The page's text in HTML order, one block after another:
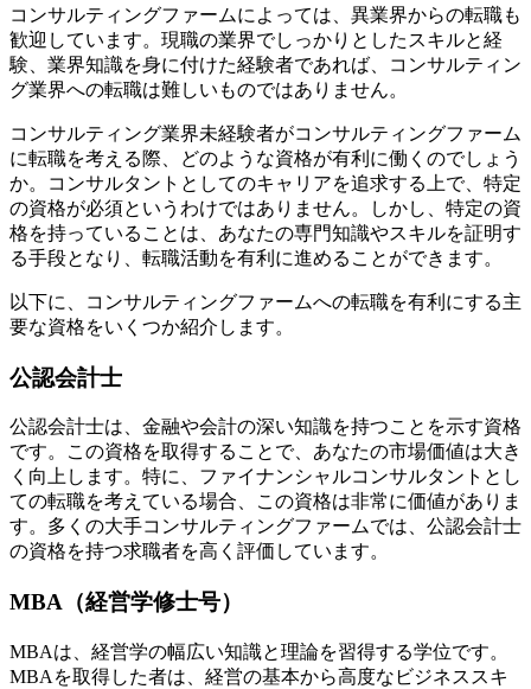
コンサルティングファームによっては、異業界からの転職も
歓迎しています。現職の業界でしっかりとしたスキルと経
験、業界知識を身に付けた経験者であれば、コンサルティン
グ業界への転職は難しいものではありません。
コンサルティング業界未経験者がコンサルティングファーム
に転職を考える際、どのような資格が有利に働くのでしょう
か。コンサルタントとしてのキャリアを追求する上で、特定
の資格が必須というわけではありません。しかし、特定の資
格を持っていることは、あなたの専門知識やスキルを証明す
る手段となり、転職活動を有利に進めることができます。
以下に、コンサルティングファームへの転職を有利にする主
要な資格をいくつか紹介します。
公認会計士
公認会計士は、金融や会計の深い知識を持つことを示す資格
です。この資格を取得することで、あなたの市場価値は大き
く向上します。特に、ファイナンシャルコンサルタントとし
ての転職を考えている場合、この資格は非常に価値がありま
す。多くの大手コンサルティングファームでは、公認会計士
の資格を持つ求職者を高く評価しています。
MBA（経営学修士号）
MBAは、経営学の幅広い知識と理論を習得する学位です。
MBAを取得した者は、経営の基本から高度なビジネススキ